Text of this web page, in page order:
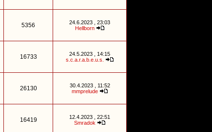
5356
24.6.2023 , 23:03
Hellborn
16733
24.5.2023 , 14:15
s.c.a.r.a.b.e.u.s.
26130
30.4.2023 , 11:52
mmprelude
16419
12.4.2023 , 22:51
Smradok